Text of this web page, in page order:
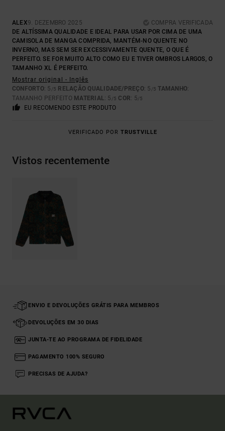
ALEX9. DEZEMBRO 2025
COMPRA VERIFICADA
DE ALTÍSSIMA QUALIDADE E IDEAL PARA USAR POR CIMA DE UMA
CAMISOLA DE MANGA COMPRIDA, MANTÉM-NO QUENTE NO
INVERNO, MAS SEM SER EXCESSIVAMENTE QUENTE, O QUE É
PERFEITO. SE FOR MUITO ALTO COMO EU E TIVER OMBROS LARGOS, O
TAMANHO XL É PERFEITO.
Mostrar original - Inglês
CONFORTO: 5 /5 RELAÇÃO QUALIDADE/PREÇO: 5 /5 TAMANHO:
TAMANHO PERFEITO MATERIAL: 5 /5 COR: 5/5
EU RECOMENDO ESTE PRODUTO
VERIFICADO POR TRUSTVILLE
Vistos recentemente
ENVIO E DEVOLUÇÕES GRÁTIS PARA MEMBROS
DEVOLUÇÕES EM 30 DIAS
JUNTA-TE AO PROGRAMA DE FIDELIDADE
PAGAMENTO 100% SEGURO
PRECISAS DE AJUDA?